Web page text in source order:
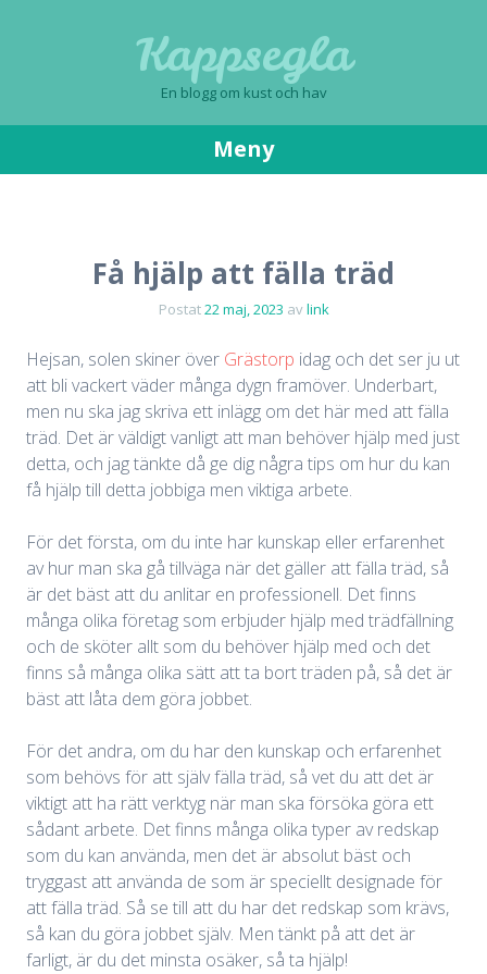
Kappsegla
En blogg om kust och hav
Meny
Få hjälp att fälla träd
Postat22 maj, 2023 avlink
Hejsan, solen skiner över Grästorp idag och det ser ju ut
att bli vackert väder många dygn framöver. Underbart,
men nu ska jag skriva ett inlägg om det här med att fälla
träd. Det är väldigt vanligt att man behöver hjälp med just
detta, och jag tänkte då ge dig några tips om hur du kan
få hjälp till detta jobbiga men viktiga arbete.
För det första, om du inte har kunskap eller erfarenhet
av hur man ska gå tillväga när det gäller att fälla träd, så
är det bäst att du anlitar en professionell. Det finns
många olika företag som erbjuder hjälp med trädfällning
och de sköter allt som du behöver hjälp med och det
finns så många olika sätt att ta bort träden på, så det är
bäst att låta dem göra jobbet.
För det andra, om du har den kunskap och erfarenhet
som behövs för att själv fälla träd, så vet du att det är
viktigt att ha rätt verktyg när man ska försöka göra ett
sådant arbete. Det finns många olika typer av redskap
som du kan använda, men det är absolut bäst och
tryggast att använda de som är speciellt designade för
att fälla träd. Så se till att du har det redskap som krävs,
så kan du göra jobbet själv. Men tänkt på att det är
farligt, är du det minsta osäker, så ta hjälp!